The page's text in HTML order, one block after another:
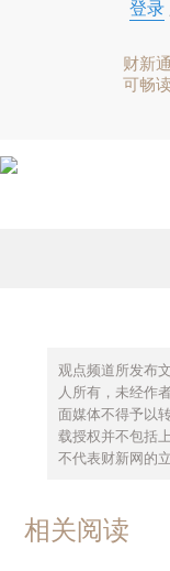
登录
财新
可畅
观点频道所发布
人所有，未经作
面媒体不得予以
载授权并不包括
不代表财新网的
相关阅读